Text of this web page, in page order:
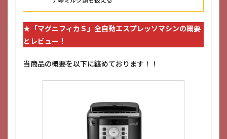
★ 「マグニフィカＳ」全自動エスプレッソマシンの概要
とレビュー！
当商品の概要を以下に纏めております！！